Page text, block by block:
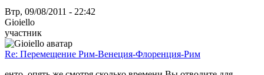
Втр, 09/08/2011 - 22:42
Gioiello
участник
Re: Перемещение Рим-Венеция-Флоренция-Рим